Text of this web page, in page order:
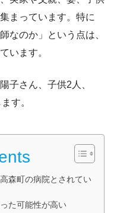
まっています。特に
なのか」という点は、
います。
子さん、子供2人、
す。
森町の病院とされてい
た可能性が高い